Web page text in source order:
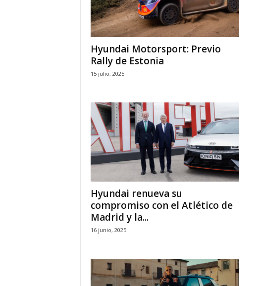
Hyundai Motorsport: Previo
Rally de Estonia
15 julio, 2025
Hyundai renueva su
compromiso con el Atlético de
Madrid y la...
16 junio, 2025